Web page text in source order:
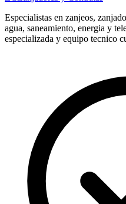
Especialistas en zanjeos,
agua, saneamiento, energia y
especializada y equipo tecnico